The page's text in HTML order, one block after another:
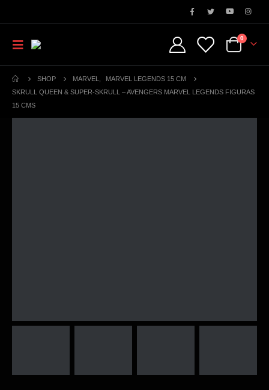
0
SHOP MARVEL
MARVEL LEGENDS 15 CM
SKRULL QUEEN & SUPER-SKRULL – AVENGERS MARVEL LEGENDS FIGURAS
15 CMS